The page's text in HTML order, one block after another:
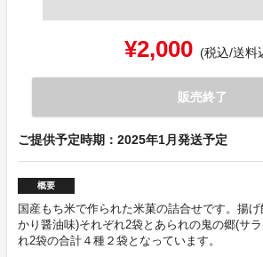
¥2,000 (税込/送料
販売終了
ご提供予定時期：2025年1月発送予定
概要
国産もち米で作られた米菓の詰合せです。揚
かり醤油味)それぞれ2袋とあられの鬼の郷(サ
れ2袋の合計４種２袋となっています。